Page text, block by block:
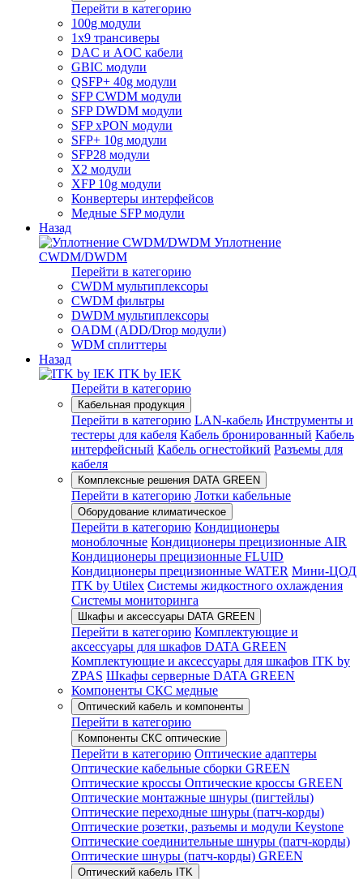
Перейти в категорию
100g модули
1x9 трансиверы
DAC и AOC кабели
GBIC модули
QSFP+ 40g модули
SFP CWDM модули
SFP DWDM модули
SFP xPON модули
SFP+ 10g модули
SFP28 модули
X2 модули
XFP 10g модули
Конвертеры интерфейсов
Медные SFP модули
Назад
Уплотнение
CWDM/DWDM
Перейти в категорию
CWDM мультиплексоры
CWDM фильтры
DWDM мультиплексоры
OADM (ADD/Drop модули)
WDM сплиттеры
Назад
ITK by IEK
Перейти в категорию
Кабельная продукция
Перейти в категорию LAN-кабель Инструменты и
тестеры для кабеля Кабель бронированный Кабель
интерфейсный Кабель огнестойкий Разъемы для
кабеля
Комплексные решения DATA GREEN
Перейти в категорию Лотки кабельные
Оборудование климатическое
Перейти в категорию Кондиционеры
моноблочные Кондиционеры прецизионные AIR
Кондиционеры прецизионные FLUID
Кондиционеры прецизионные WATER Мини-ЦОД
ITK by Utilex Системы жидкостного охлаждения
Системы мониторинга
Шкафы и аксессуары DATA GREEN
Перейти в категорию Комплектующие и
аксессуары для шкафов DATA GREEN
Комплектующие и аксессуары для шкафов ITK by
ZPAS Шкафы серверные DATA GREEN
Компоненты СКС медные
Оптический кабель и компоненты
Перейти в категорию
Компоненты СКС оптические
Перейти в категорию Оптические адаптеры
Оптические кабельные сборки GREEN
Оптические кроссы Оптические кроссы GREEN
Оптические монтажные шнуры (пигтейлы)
Оптические переходные шнуры (патч-корды)
Оптические розетки, разъемы и модули Keystone
Оптические соединительные шнуры (патч-корды)
Оптические шнуры (патч-корды) GREEN
Оптический кабель ITK